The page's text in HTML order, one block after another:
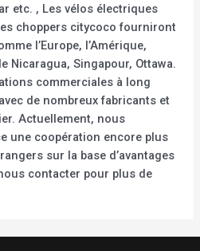
etc. , Les vélos électriques
choppers citycoco fourniront
l’Europe, l’Amérique,
Nicaragua, Singapour, Ottawa.
commerciales à long
de nombreux fabricants et
Actuellement, nous
une coopération encore plus
sur la base d’avantages
contacter pour plus de